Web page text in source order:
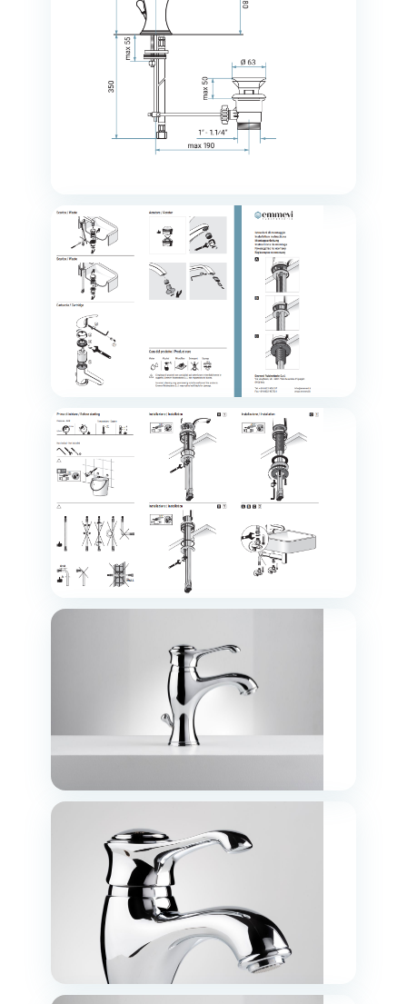
Країна-виробник
Матеріал
Латунь
картриджа
40мм
TIFFANY
(хром, золото,
бронза, чорний)
Тип виливу Фіксований
Висота 175 мм
Вилив 120 мм
Висота виливу 80 мм
розмір
Комплектація
Змішувач,
паспорт
виробу,
кріплення
Гарантія 7 років